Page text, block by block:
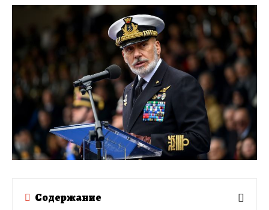
Содержание